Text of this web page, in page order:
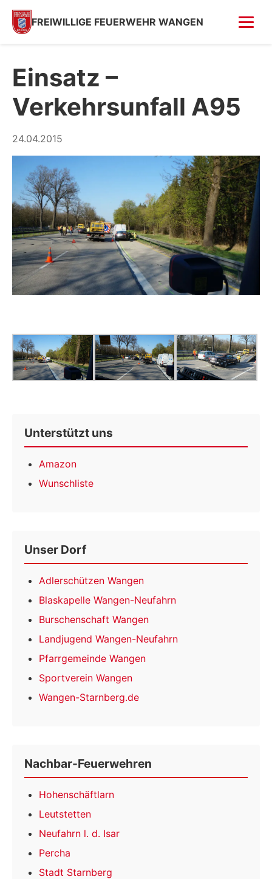
FREIWILLIGE FEUERWEHR WANGEN
Fahrzeugsegnung 2026
Feuer in Villa (Kempfenhausen)
Moosbrand
GESCHICHTE
SPENDEN
Einsatz –
Verkehrsunfall A95
24.04.2015
Unterstützt uns
Amazon
Wunschliste
Unser Dorf
Adlerschützen Wangen
Blaskapelle Wangen-Neufahrn
Burschenschaft Wangen
Landjugend Wangen-Neufahrn
Pfarrgemeinde Wangen
Sportverein Wangen
Wangen-Starnberg.de
Nachbar-Feuerwehren
Hohenschäftlarn
Leutstetten
Neufahrn l. d. Isar
Percha
Stadt Starnberg